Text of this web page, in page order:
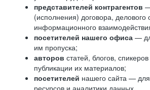
представителей контрагентов
(исполнения) договора,
информационного
посетителей нашего офиса —
им пропуска;
авторов статей, блогов,
публикации их материалов;
посетителей нашего сайта —
ресурсов и аналитики данных.